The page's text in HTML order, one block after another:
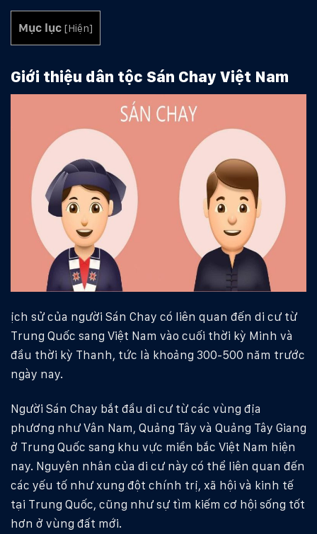
Mục lục [Hiện]
Giới thiệu dân tộc Sán Chay Việt Nam
ịch sử của người Sán Chay có liên quan đến di cư từ
Trung Quốc sang Việt Nam vào cuối thời kỳ Minh và
đầu thời kỳ Thanh, tức là khoảng 300-500 năm trước
ngày nay.
Người Sán Chay bắt đầu di cư từ các vùng địa
phương như Vân Nam, Quảng Tây và Quảng Tây Giang
ở Trung Quốc sang khu vực miền bắc Việt Nam hiện
nay. Nguyên nhân của di cư này có thể liên quan đến
các yếu tố như xung đột chính trị, xã hội và kinh tế
tại Trung Quốc, cũng như sự tìm kiếm cơ hội sống tốt
hơn ở vùng đất mới.